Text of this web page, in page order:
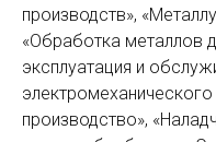
производств»,
«Обработка металлов
эксплуатация и
производство»,